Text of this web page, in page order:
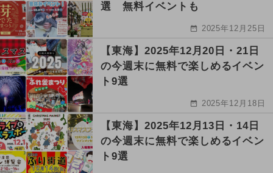
選 無料イベントも
2025年12月25日
【東海】2025年12月20日・21日
の今週末に無料で楽しめるイベン
ト9選
2025年12月18日
【東海】2025年12月13日・14日
の今週末に無料で楽しめるイベン
ト9選